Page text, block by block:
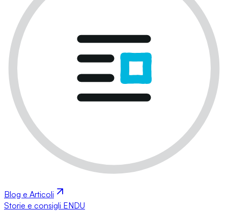
Blog e Articoli
Storie e consigli ENDU